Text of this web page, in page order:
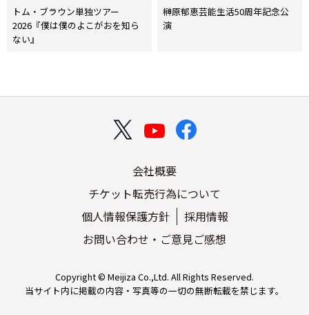
稿
ナ
ゲ
トム・ブラウン単独ツアー
2026『僕は僕のよこがおを知ら
ない』
榊原郁恵芸能生活50周年記念公
演
会社概要
チケット転売行為について
個人情報保護方針
採用情報
お問い合わせ・ご意見ご感想
Copyright © Meijiza Co.,Ltd. All Rights Reserved.
当サイト内に掲載の内容・写真等の一切の無断転載を禁じます。